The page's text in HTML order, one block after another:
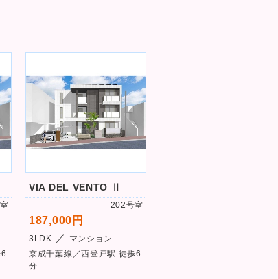
VIA DEL VENTO Ⅱ
202号室
187,000円
3LDK ／
マンション
京成千葉線／西登戸駅 徒歩6
分